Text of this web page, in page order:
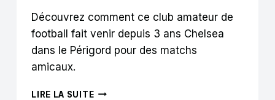
Découvrez comment ce club amateur de
football fait venir depuis 3 ans Chelsea
dans le Périgord pour des matchs
amicaux.
LIRE LA SUITECOMMENT